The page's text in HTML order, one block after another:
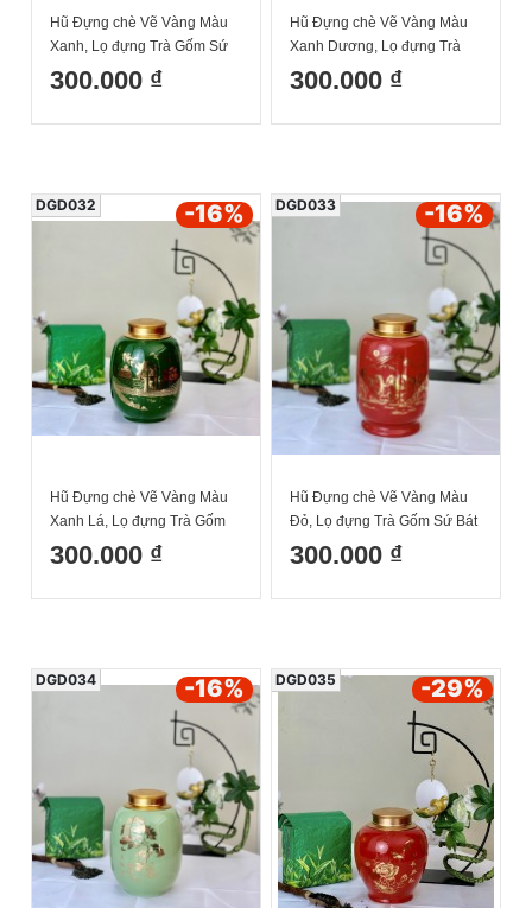
Hũ Đựng chè Vẽ Vàng Màu
Xanh, Lọ đựng Trà Gốm Sứ
Bát Tràng Cao Cấp Cao
17cm Dk13cm
300.000 ₫
Hũ Đựng chè Vẽ Vàng Màu
Xanh Dương, Lọ đựng Trà
Gốm Sứ Bát Tràng Cao Cấp
Cao 17cm Dk13cm
300.000 ₫
Hũ Đựng chè Vẽ Vàng Màu
Xanh Lá, Lọ đựng Trà Gốm
Sứ Bát Tràng Cao Cấp Cao
17cm Dk13cm
300.000 ₫
DGD032 -16%
Hũ Đựng chè Vẽ Vàng Màu
Đỏ, Lọ đựng Trà Gốm Sứ Bát
Tràng Cao Cấp
300.000 ₫
DGD033 -16%
DGD034 -16% DGD035 -29%